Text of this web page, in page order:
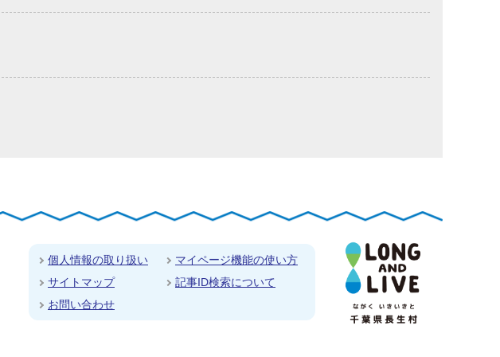
個人情報の取り扱い
サイトマップ
お問い合わせ
マイページ機能の使い方
記事ID検索について